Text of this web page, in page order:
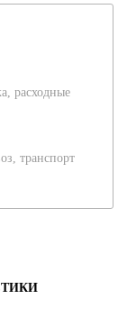
расходные
транспорт